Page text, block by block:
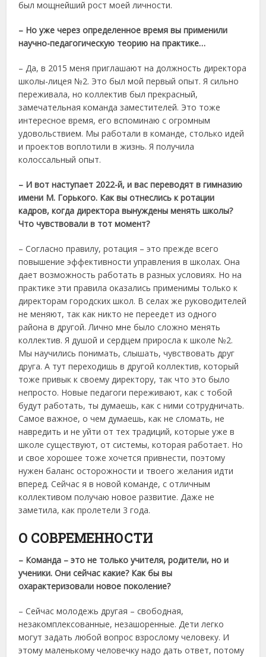
был мощнейший рост моей личности.
– Но уже через определенное время вы применили
научно-педагогическую теорию на практике…
– Да, в 2015 меня приглашают на должность директора
школы-лицея №2. Это был мой первый опыт. Я сильно
переживала, но коллектив был прекрасный,
замечательная команда заместителей. Это тоже
интересное время, его вспоминаю с огромным
удовольствием. Мы работали в команде, столько идей
и проектов воплотили в жизнь. Я получила
колоссальный опыт.
– И вот наступает 2022-й, и вас переводят в гимназию
имени М. Горького. Как вы отнеслись к ротации
кадров, когда директора вынуждены менять школы?
Что чувствовали в тот момент?
– Согласно правилу, ротация – это прежде всего
повышение эффективности управления в школах. Она
дает возможность работать в разных условиях. Но на
практике эти правила оказались применимы только к
директорам городских школ. В селах же руководителей
не меняют, так как никто не переедет из одного
района в другой. Лично мне было сложно менять
коллектив. Я душой и сердцем приросла к школе №2.
Мы научились понимать, слышать, чувствовать друг
друга. А тут переходишь в другой коллектив, который
тоже привык к своему директору, так что это было
непросто. Новые педагоги переживают, как с тобой
будут работать, ты думаешь, как с ними сотрудничать.
Самое важное, о чем думаешь, как не сломать, не
навредить и не уйти от тех традиций, которые уже в
школе существуют, от системы, которая работает. Но
и свое хорошее тоже хочется привнести, поэтому
нужен баланс осторожности и твоего желания идти
вперед. Сейчас я в новой команде, с отличным
коллективом получаю новое развитие. Даже не
заметила, как пролетели 3 года.
О СОВРЕМЕННОСТИ
– Команда – это не только учителя, родители, но и
ученики. Они сейчас какие? Как бы вы
охарактеризовали новое поколение?
– Сейчас молодежь другая – свободная,
незакомплексованные, незашоренные. Дети легко
могут задать любой вопрос взрослому человеку. И
этому маленькому человечку надо дать ответ, потому